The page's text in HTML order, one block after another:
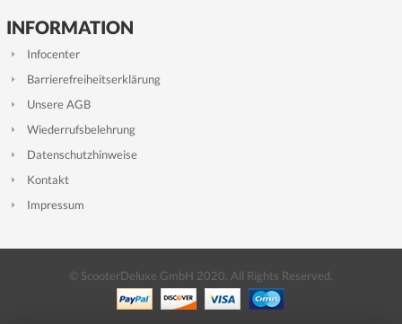
INFORMATION
Infocenter
Barrierefreiheitserklärung
Unsere AGB
Wiederrufsbelehrung
Datenschutzhinweise
Kontakt
Impressum
© ScooterDeluxe GmbH 2020. All Rights Reserved.